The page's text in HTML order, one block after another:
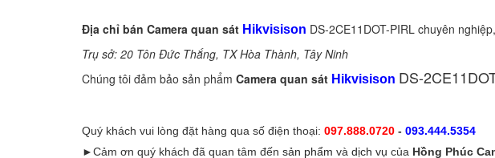
Địa chỉ bán Camera quan sát Hikvisison DS-2CE11DOT-PIRL chuyên
Trụ sở: 20 Tôn Đức Thắng, TX Hòa Thành, Tây Ninh
Chúng tôi đảm bảo sản phẩm Camera quan sát Hikvisison DS-
Quý khách vui lòng đặt hàng qua số điện thoại: 097.888.0720 - 093.444.5354
►Cảm ơn quý khách đã quan tâm đến sản phẩm và dịch vụ của Hồng Phúc